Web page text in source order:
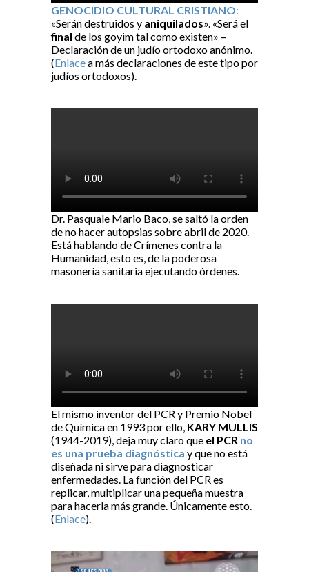
GENOCIDIO CULTURAL CRISTIANO:
«Serán destruidos y aniquilados». «Será el
final de los goyim tal como existen» –
Declaración de un judío ortodoxo anónimo.
(Enlacea más declaraciones de este tipo por
judíos ortodoxos).
Dr. Pasquale Mario Baco, se saltó la orden
de no hacer autopsias sobre abril de 2020.
Está hablando de Crímenes contra la
Humanidad, esto es, de la poderosa
masonería sanitaria ejecutando órdenes.
El mismo inventor del PCR y Premio Nobel
de Química en 1993 por ello, KARY MULLIS
(1944-2019), deja muy claro que el PCR no
es una prueba diagnóstica y que no está
diseñada ni sirve para diagnosticar
enfermedades. La función del PCR es
replicar, multiplicar una pequeña muestra
para hacerla más grande. Únicamente esto.
(Enlace).